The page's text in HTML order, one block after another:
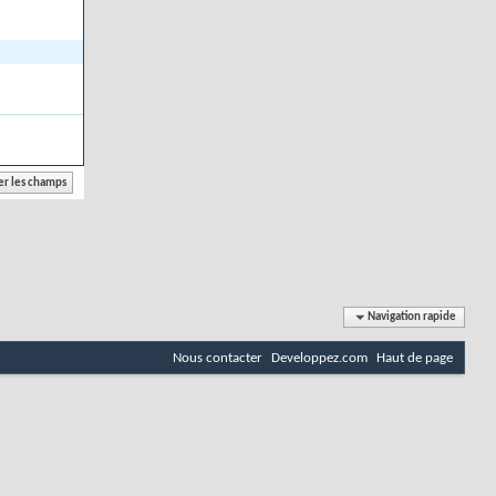
Navigation rapide
Nous contacter Developpez.com Haut de page